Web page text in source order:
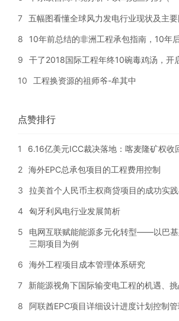
7 五幅图看懂全球风力发电行业现状及主
8 10年前总结的非洲工程承包指南，10年
9 干了2018国际工程年终10碗毒鸡汤，开
10 工程换资源的祖师爷-牟其中
点赞排行
1 6.16亿美元ICC裁决落地：喀麦隆矿权收
2 海外EPC总承包项目的工程费用控制
3 拉美首个人民币主权商贷项目的成功实
4 匈牙利风电行业发展简析
5
电网互联赋能能源多元化转型——以巴
三期项目为例
6 海外工程项目成本管理体系研究
7 新能源视角下国际输变电工程的机遇、
8 阿联酋EPC项目详细设计进度计划控制